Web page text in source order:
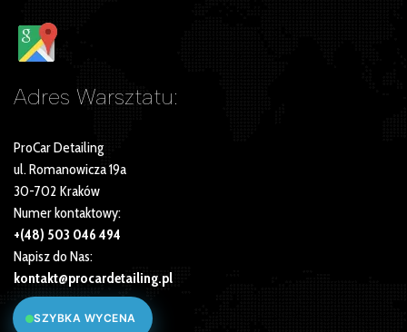
Adres Warsztatu:
ProCar Detailing
ul. Romanowicza 19a
30-702 Kraków
Numer kontaktowy:
+(48) 503 046 494
Napisz do Nas:
kontakt@procardetailing.pl
SZYBKA WYCENA